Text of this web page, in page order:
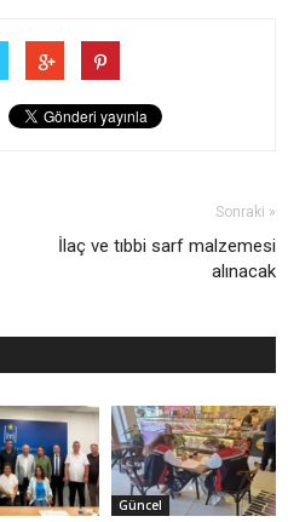
Sonraki »
İlaç ve tıbbi sarf malzemesi
alınacak
Güncel